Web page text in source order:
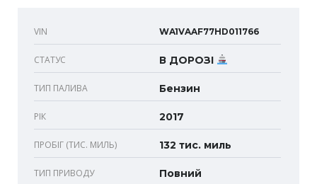
VIN WA1VAAF77HD011766
СТАТУС В ДОРОЗІ
ТИП ПАЛИВА Бензин
РІК 2017
ПРОБІГ (ТИС. МИЛЬ) 132 тис. миль
ТИП ПРИВОДУ Повний